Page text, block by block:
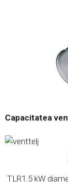
Capacitatea
TLR1.5 kW